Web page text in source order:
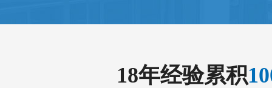
18年经验累积